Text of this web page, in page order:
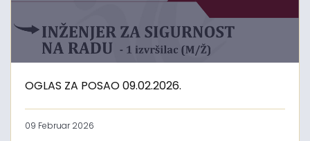
OGLAS ZA POSAO 09.02.2026.
09 Februar 2026